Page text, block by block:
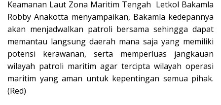
Keamanan Laut Zona Maritim Tengah Letkol Bakamla
Robby Anakotta menyampaikan, Bakamla kedepannya
akan menjadwalkan patroli bersama sehingga dapat
memantau langsung daerah mana saja yang memiliki
potensi kerawanan, serta memperluas jangkauan
wilayah patroli maritim agar tercipta wilayah operasi
maritim yang aman untuk kepentingan semua pihak.
(Red)